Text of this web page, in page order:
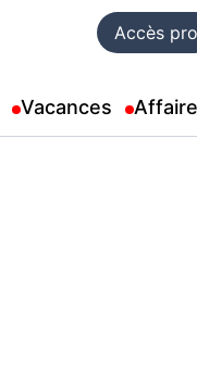
Accès pro
Vacances